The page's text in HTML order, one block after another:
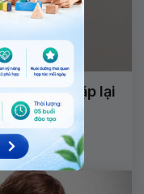
cứng lặp lại